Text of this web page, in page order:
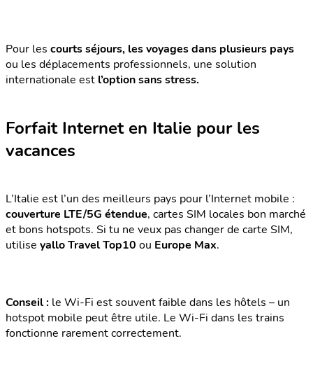
Pour les courts séjours, les voyages dans plusieurs pays
ou les déplacements professionnels, une solution
internationale est l’option sans stress.
Forfait Internet en Italie pour les
vacances
L’Italie est l’un des meilleurs pays pour l’Internet mobile :
couverture LTE/5G étendue, cartes SIM locales bon marché
et bons hotspots. Si tu ne veux pas changer de carte SIM,
utilise yallo Travel Top10 ou Europe Max.
Conseil : le Wi-Fi est souvent faible dans les hôtels – un
hotspot mobile peut être utile. Le Wi-Fi dans les trains
fonctionne rarement correctement.